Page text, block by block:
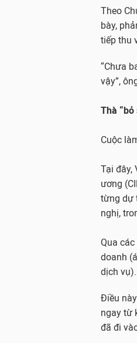
Theo
bày,
tiếp thu
“Chưa
vậy”,
Thà
Cuộc
Tại đây,
ương
từng dự
nghị,
Qua
doanh
dịch vụ).
Điều
ngay từ
đã đi